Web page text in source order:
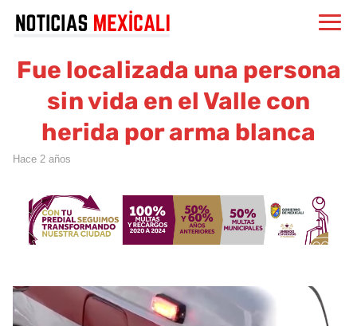
Fue localizada una persona
sin vida en el Valle con
herida por arma blanca
hace 2 años